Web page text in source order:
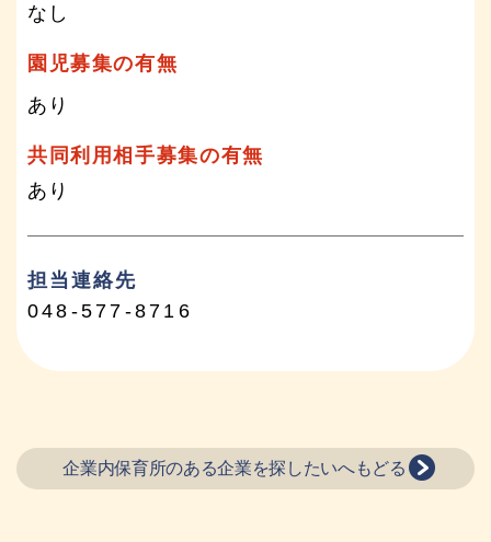
なし
園児募集の有無
あり
共同利用相手募集の有無
あり
担当連絡先
048-577-8716
企業内保育所のある企業を探したいへもどる